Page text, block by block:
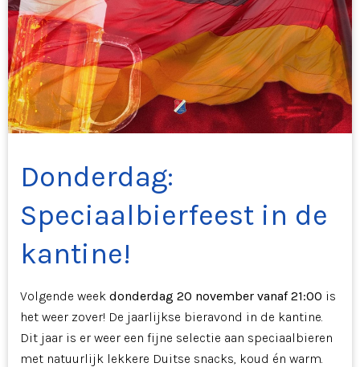
Donderdag:
Speciaalbierfeest in de
kantine!
Volgende week donderdag 20 november vanaf 21:00 is
het weer zover! De jaarlijkse bieravond in de kantine.
Dit jaar is er weer een fijne selectie aan speciaalbieren
met natuurlijk lekkere Duitse snacks, koud én warm.